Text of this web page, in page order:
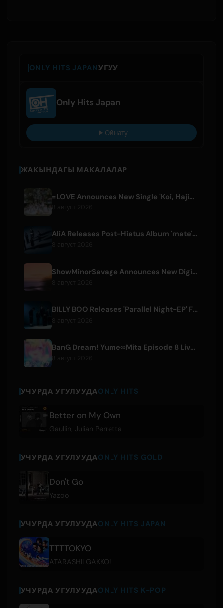
ONLY HITS JAPANУГУУ
Only Hits Japan
Ойнату
ЖАКЫНДАГЫ МАКАЛАЛАР
=LOVE Announces New Single 'Koi, Hajimemashita.' and Tokyo Dome Concerts
AliA Releases Post-Hiatus Album 'mate', Announces Tokyo Live
ShowMinorSavage Announces New Digital Single 'Gradation'
BILLY BOO Releases 'Parallel Night-EP' Featuring TV Drama Theme Song
BanG Dream! Yume∞Mita Episode 8 Live Clip Released
УЧУРДА УГУЛУУДАONLY HITS
Better on My Own
Gaullin Julian Perretta
УЧУРДА УГУЛУУДАONLY HITS GOLD
Don't Go
Yazoo
УЧУРДА УГУЛУУДАONLY HITS JAPAN
TTTTOKYO
ATARASHII GAKKO!
УЧУРДА УГУЛУУДАONLY HITS K-POP